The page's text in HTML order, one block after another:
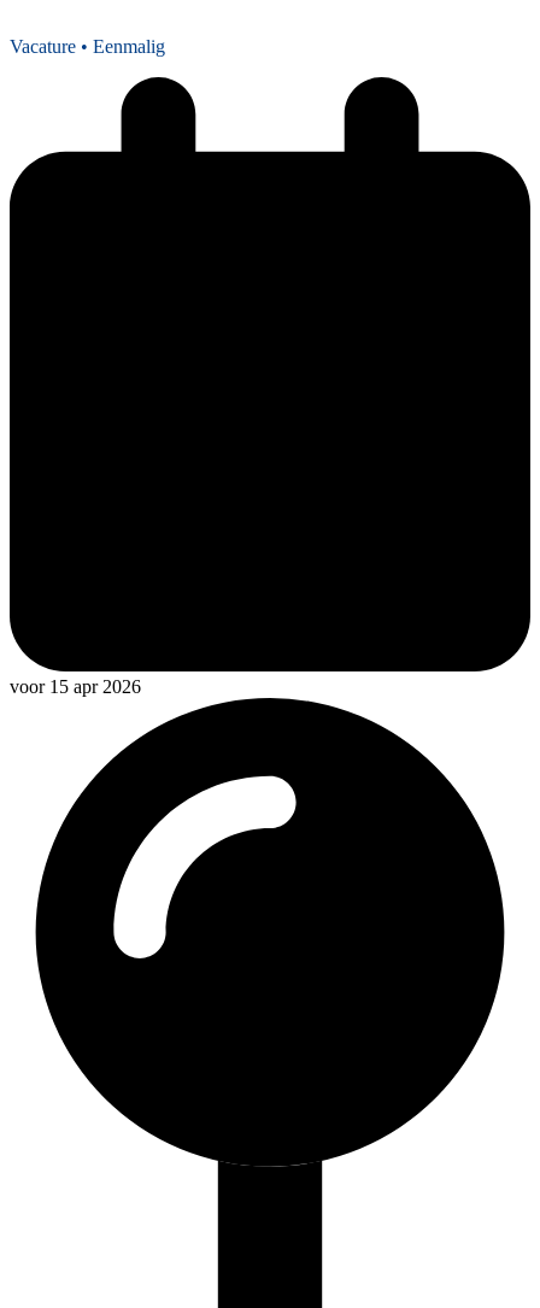
Vacature • Eenmalig
voor 15 apr 2026